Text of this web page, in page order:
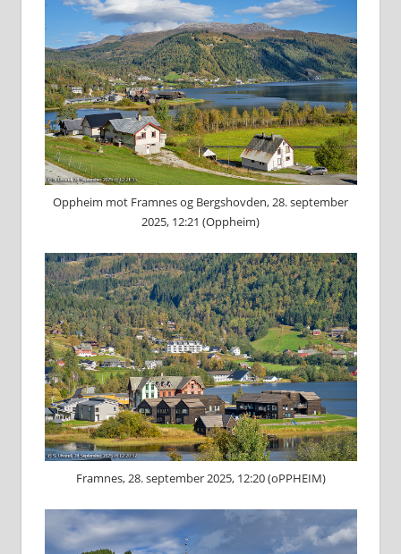
Oppheim mot Framnes og Bergshovden, 28. september
2025, 12:21 (Oppheim)
Framnes, 28. september 2025, 12:20 (oPPHEIM)